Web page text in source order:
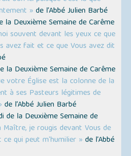
» de l’Abbé Julien Barbé
la Deuxième Semaine de Carême
souvent devant les yeux ce que
avez fait et ce que Vous avez dit
la Deuxième Semaine de Carême
votre Église est la colonne de la
à ses Pasteurs légitimes de
de l’Abbé Julien Barbé
de la Deuxième Semaine de
Maître, je rougis devant Vous de
qui peut m'humilier » de l’Abbé